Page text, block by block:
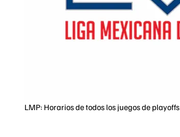
LMP: Horarios de todos los juegos de playoffs